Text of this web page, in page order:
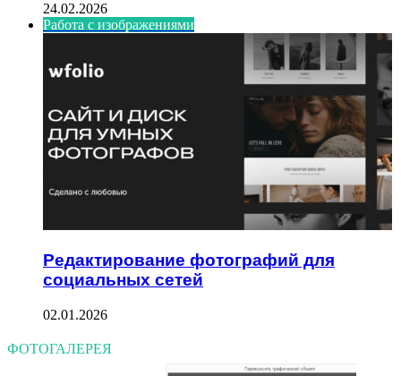
24.02.2026
Работа с изображениями
Редактирование фотографий для
социальных сетей
02.01.2026
ФОТОГАЛЕРЕЯ